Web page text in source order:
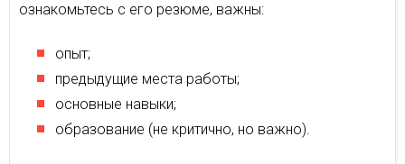
ознакомьтесь с его резюме, важны:
опыт;
предыдущие места работы;
основные навыки;
образование (не критично, но важно).